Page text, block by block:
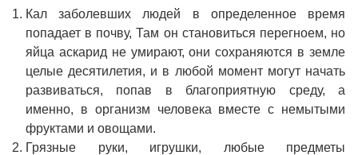
Кал заболевших людей в определенное время
попадает в почву, Там он становиться перегноем, но
яйца аскарид не умирают, они сохраняются в земле
целые десятилетия, и в любой момент могут начать
развиваться, попав в благоприятную среду, а
именно, в организм человека вместе с немытыми
фруктами и овощами.
Грязные руки, игрушки, любые предметы